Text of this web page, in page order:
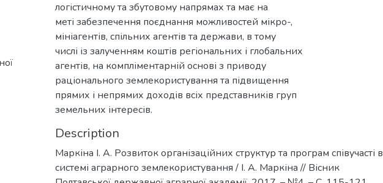
логістичному та збутовому напрямах та має на
меті забезпечення поєднання можливостей мікро-,
мініагентів, спільних агентів та держави, в тому
числі із залученням коштів регіональних і глобальних
агентів, на компліментарній основі з приводу
раціонального землекористування та підвищення
прямих і непрямих доходів всіх представників груп
земельних інтересів.
Description
Маркіна І. А. Розвиток організаційних структур та програм співучасті в
системі аграрного землекористування / І. А. Маркіна // Вісник